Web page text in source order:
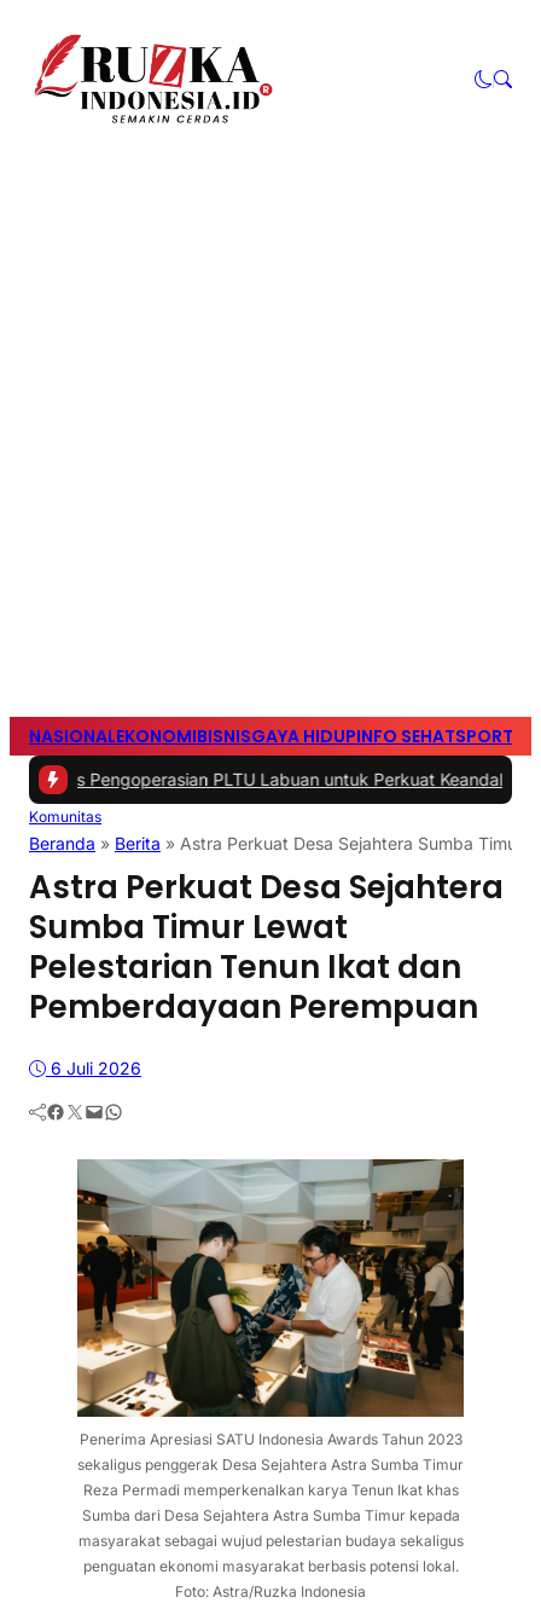
NASIONALEKONOMIBISNISGAYA HIDUPINFO SEHATSPORTS
Pengoperasian PLTU Labuan untuk Perkuat Keandalan Pasokan
Komunitas
Beranda » Berita » Astra Perkuat Desa Sejahtera Sumba Timur
Astra Perkuat Desa Sejahtera
Sumba Timur Lewat
Pelestarian Tenun Ikat dan
Pemberdayaan Perempuan
6 Juli 2026
Facebook Twitter Mail WhatsApp
Penerima Apresiasi SATU Indonesia Awards Tahun 2023
sekaligus penggerak Desa Sejahtera Astra Sumba Timur
Reza Permadi memperkenalkan karya Tenun Ikat khas
Sumba dari Desa Sejahtera Astra Sumba Timur kepada
masyarakat sebagai wujud pelestarian budaya sekaligus
penguatan ekonomi masyarakat berbasis potensi lokal.
Foto: Astra/Ruzka Indonesia